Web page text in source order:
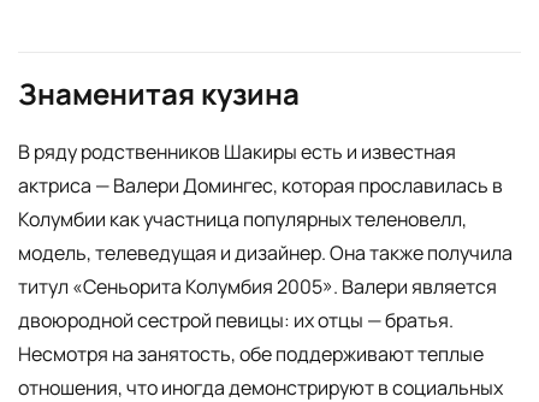
Знаменитая кузина
В ряду родственников Шакиры есть и известная
актриса — Валери Домингес, которая прославилась в
Колумбии как участница популярных теленовелл,
модель, телеведущая и дизайнер. Она также получила
титул «Сеньорита Колумбия 2005». Валери является
двоюродной сестрой певицы: их отцы — братья.
Несмотря на занятость, обе поддерживают теплые
отношения, что иногда демонстрируют в социальных